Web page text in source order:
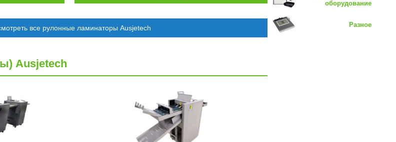
все рулонные ламинаторы Ausjetech
Ausjetech
оборудование
Разное